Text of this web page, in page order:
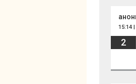
15:14
2